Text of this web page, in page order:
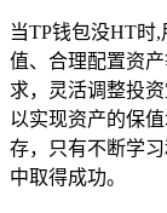
当TP钱包没HT时
值、合理配置资
求，灵活调整投
以实现资产的保
存，只有不断学
中取得成功。